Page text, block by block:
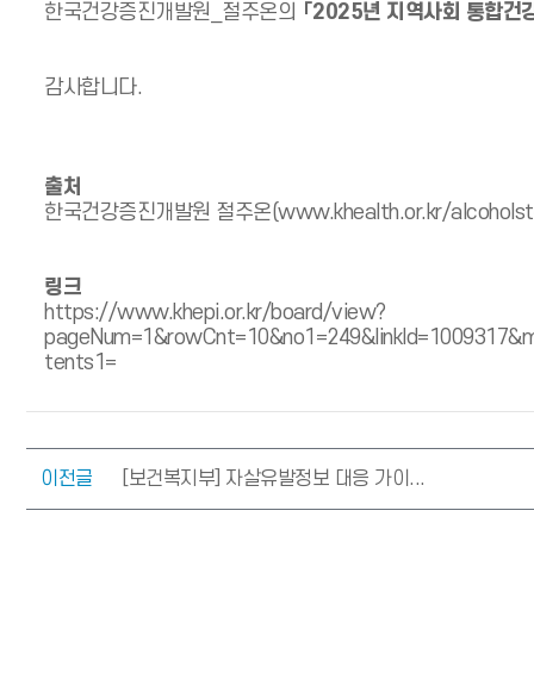
한국건강증진개발원_절주온의 「2025년 지역사회 통합건
감사합니다.
출처
한국건강증진개발원 절주온(www.khealth.or.kr/
링크
https://www.khepi.or.kr/board/view?
tents1=
이전글 [보건복지부] 자살유발정보 대응 가이...